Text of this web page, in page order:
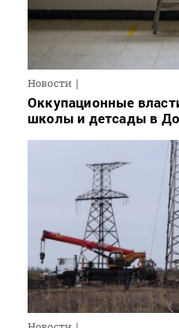
Новости
Оккупационные
школы и детсады в